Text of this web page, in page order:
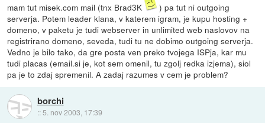
mam tut misek.com mail (tnx Brad3K
) pa tut ni outgoing
serverja. Potem leader klana, v katerem igram, je kupu hosting +
domeno, v paketu je tudi webserver in unlimited web naslovov na
registrirano domeno, seveda, tudi tu ne dobimo outgoing serverja.
Vedno je bilo tako, da gre posta ven preko tvojega ISPja, kar mu
tudi placas (email.si je, kot sem omenil, tu zgolj redka izjema), siol
pa je to zdaj spremenil. A zadaj razumes v cem je problem?
borchi
:: 5. nov 2003, 17:39